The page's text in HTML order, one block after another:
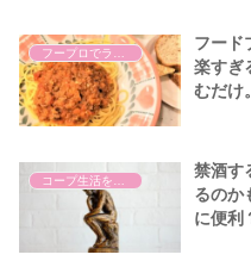
フード
楽すぎ
むだけ。
禁酒す
るのか
に便利